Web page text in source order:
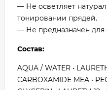
— Не осветляет
тонировании прядей.
— Не предназначен
Состав:
AQUA / WATER •
CARBOXAMIDE MEA •